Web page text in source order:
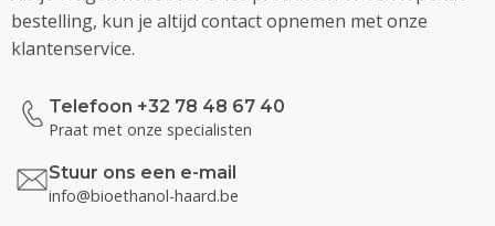
bestelling, kun je altijd contact opnemen met onze
klantenservice.
Telefoon +32 78 48 67 40
Praat met onze specialisten
Stuur ons een e-mail
info@bioethanol-haard.be